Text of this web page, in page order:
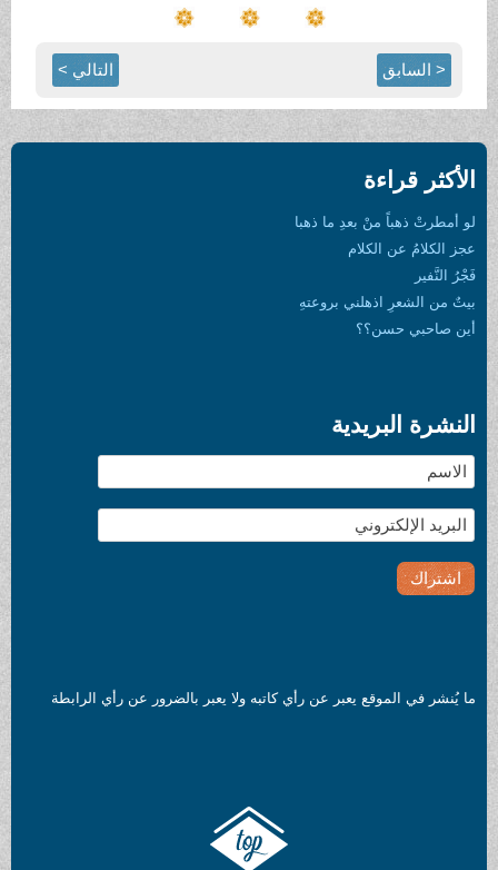
< السابق التالي >
الأكثر قراءة
لو أمطرتْ ذهباً منْ بعدِ ما ذهبا
عجز الكلامُ عن الكلام
فَجْرُ النَّفير
بيتٌ من الشعرِ اذهلني بروعتهِ
أين صاحبي حسن؟؟
النشرة البريدية
ما يُنشر في الموقع يعبر عن رأي كاتبه ولا يعبر بالضرور عن رأي الرابطة